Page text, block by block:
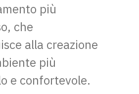
più
che
alla creazione
più
e confortevole.